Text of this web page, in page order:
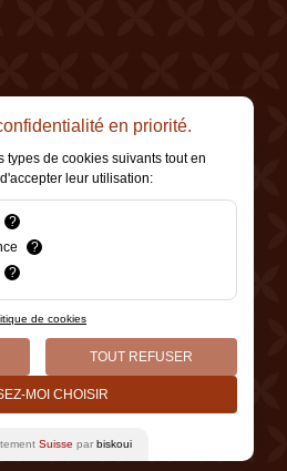
Made by Berthe.
en priorité.
types de cookies suivants tout en
leur utilisation:
?
?
?
de cookies
TOUT REFUSER
MOI CHOISIR
Suisse par biskoui